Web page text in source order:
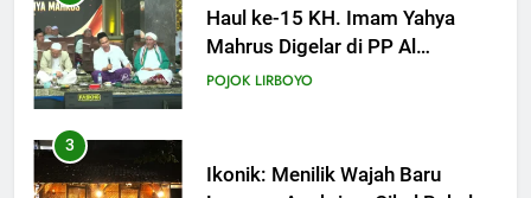
Haul ke-15 KH. Imam Yahya
Mahrus Digelar di PP Al
Mahrusiyah III Kediri
POJOK LIRBOYO
3
Ikonik: Menilik Wajah Baru